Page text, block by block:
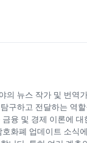
의 뉴스 작가 및 번역
구하고 전달하는 역
융 및 경제 이론에
화폐 업데이트 소식